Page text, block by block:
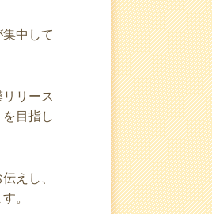
中して
リース
目指し
えし、
。